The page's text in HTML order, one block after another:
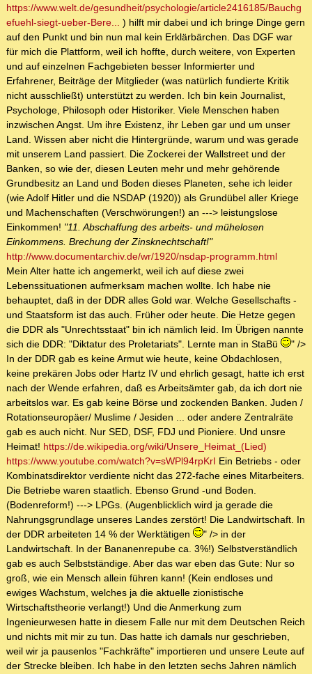
https://www.welt.de/gesundheit/psychologie/article2416185/Bauchg
efuehl-siegt-ueber-Bere... ) hilft mir dabei und ich bringe Dinge gern
auf den Punkt und bin nun mal kein Erklärbärchen. Das DGF war
für mich die Plattform, weil ich hoffte, durch weitere, von Experten
und auf einzelnen Fachgebieten besser Informierter und
Erfahrener, Beiträge der Mitglieder (was natürlich fundierte Kritik
nicht ausschließt) unterstützt zu werden. Ich bin kein Journalist,
Psychologe, Philosoph oder Historiker. Viele Menschen haben
inzwischen Angst. Um ihre Existenz, ihr Leben gar und um unser
Land. Wissen aber nicht die Hintergründe, warum und was gerade
mit unserem Land passiert. Die Zockerei der Wallstreet und der
Banken, so wie der, diesen Leuten mehr und mehr gehörende
Grundbesitz an Land und Boden dieses Planeten, sehe ich leider
(wie Adolf Hitler und die NSDAP (1920)) als Grundübel aller Kriege
und Machenschaften (Verschwörungen!) an ---> leistungslose
Einkommen! "11. Abschaffung des arbeits- und mühelosen
Einkommens. Brechung der Zinsknechtschaft!"
http://www.documentarchiv.de/wr/1920/nsdap-programm.html
Mein Alter hatte ich angemerkt, weil ich auf diese zwei
Lebenssituationen aufmerksam machen wollte. Ich habe nie
behauptet, daß in der DDR alles Gold war. Welche Gesellschafts -
und Staatsform ist das auch. Früher oder heute. Die Hetze gegen
die DDR als "Unrechtsstaat" bin ich nämlich leid. Im Übrigen nannte
sich die DDR: "Diktatur des Proletariats". Lernte man in StaBü
" />
In der DDR gab es keine Armut wie heute, keine Obdachlosen,
keine prekären Jobs oder Hartz IV und ehrlich gesagt, hatte ich erst
nach der Wende erfahren, daß es Arbeitsämter gab, da ich dort nie
arbeitslos war. Es gab keine Börse und zockenden Banken. Juden /
Rotationseuropäer/ Muslime / Jesiden ... oder andere Zentralräte
gab es auch nicht. Nur SED, DSF, FDJ und Pioniere. Und unsre
Heimat! https://de.wikipedia.org/wiki/Unsere_Heimat_(Lied)
https://www.youtube.com/watch?v=sWPl94rpKrI Ein Betriebs - oder
Kombinatsdirektor verdiente nicht das 272-fache eines Mitarbeiters.
Die Betriebe waren staatlich. Ebenso Grund -und Boden.
(Bodenreform!) ---> LPGs. (Augenblicklich wird ja gerade die
Nahrungsgrundlage unseres Landes zerstört! Die Landwirtschaft. In
der DDR arbeiteten 14 % der Werktätigen
" /> in der
Landwirtschaft. In der Bananenrepube ca. 3%!) Selbstverständlich
gab es auch Selbstständige. Aber das war eben das Gute: Nur so
groß, wie ein Mensch allein führen kann! (Kein endloses und
ewiges Wachstum, welches ja die aktuelle zionistische
Wirtschaftstheorie verlangt!) Und die Anmerkung zum
Ingenieurwesen hatte in diesem Falle nur mit dem Deutschen Reich
und nichts mit mir zu tun. Das hatte ich damals nur geschrieben,
weil wir ja pausenlos "Fachkräfte" importieren und unsere Leute auf
der Strecke bleiben. Ich habe in den letzten sechs Jahren nämlich